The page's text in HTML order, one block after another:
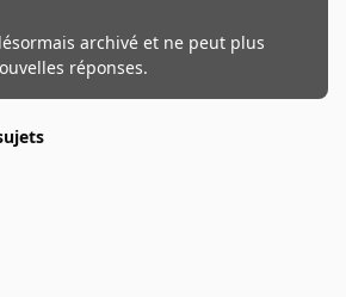
archivé et ne peut plus
réponses.